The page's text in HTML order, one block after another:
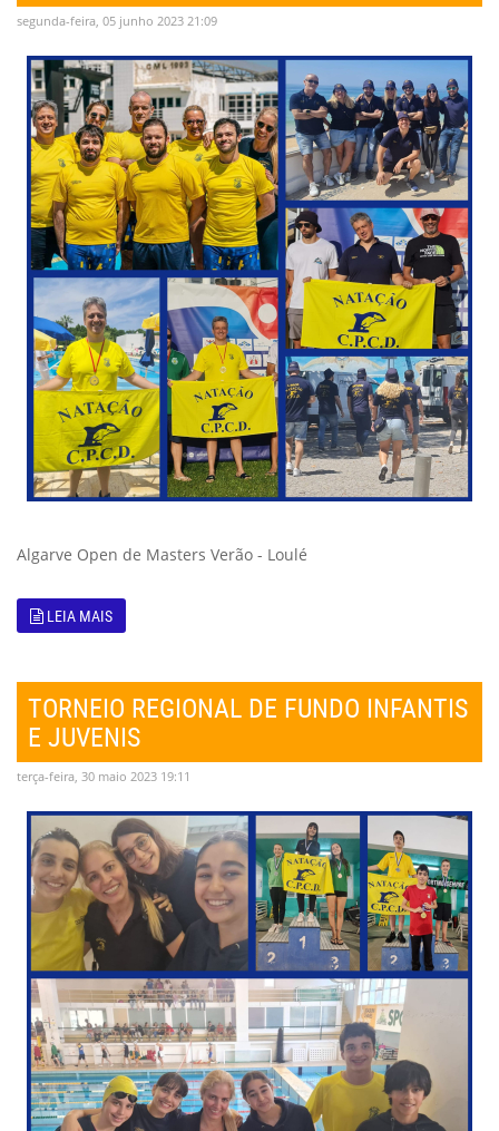
segunda-feira, 05 junho 2023 21:09
Algarve Open de Masters Verão - Loulé
LEIA MAIS
TORNEIO REGIONAL DE FUNDO INFANTIS
E JUVENIS
terça-feira, 30 maio 2023 19:11